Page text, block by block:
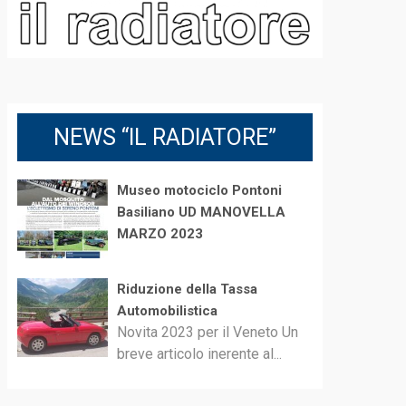
NEWS “IL RADIATORE”
Museo motociclo Pontoni
Basiliano UD MANOVELLA
MARZO 2023
Riduzione della Tassa
Automobilistica
Novita 2023 per il Veneto Un
breve articolo inerente al...